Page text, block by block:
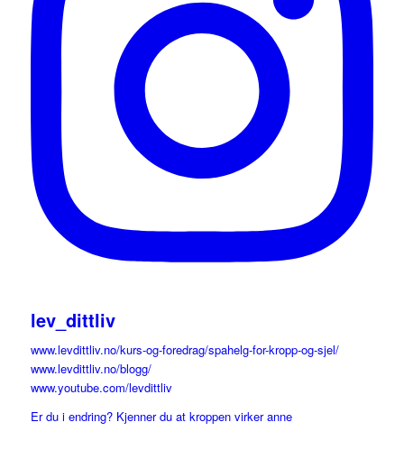
lev_dittliv
www.levdittliv.no/kurs-og-foredrag/spahelg-for-kropp-og-sjel/
www.levdittliv.no/blogg/
www.youtube.com/levdittliv
Er du i endring? Kjenner du at kroppen virker anne